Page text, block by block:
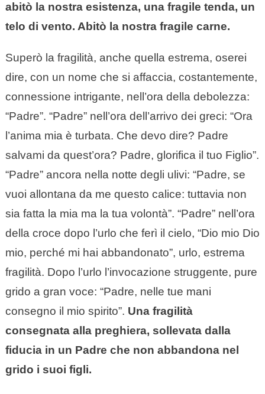
abitò la nostra esistenza, una fragile tenda, un
telo di vento. Abitò la nostra fragile carne.
Superò la fragilità, anche quella estrema, oserei
dire, con un nome che si affaccia, costantemente,
connessione intrigante, nell’ora della debolezza:
“Padre”. “Padre” nell’ora dell’arrivo dei greci: “Ora
l’anima mia è turbata. Che devo dire? Padre
salvami da quest’ora? Padre, glorifica il tuo Figlio”.
“Padre” ancora nella notte degli ulivi: “Padre, se
vuoi allontana da me questo calice: tuttavia non
sia fatta la mia ma la tua volontà”. “Padre” nell’ora
della croce dopo l’urlo che ferì il cielo, “Dio mio Dio
mio, perché mi hai abbandonato”, urlo, estrema
fragilità. Dopo l’urlo l’invocazione struggente, pure
grido a gran voce: “Padre, nelle tue mani
consegno il mio spirito”. Una fragilità
consegnata alla preghiera, sollevata dalla
fiducia in un Padre che non abbandona nel
grido i suoi figli.